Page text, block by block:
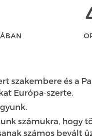
szakembere és a
Európa-szerte.
számukra, hogy
számos bevált